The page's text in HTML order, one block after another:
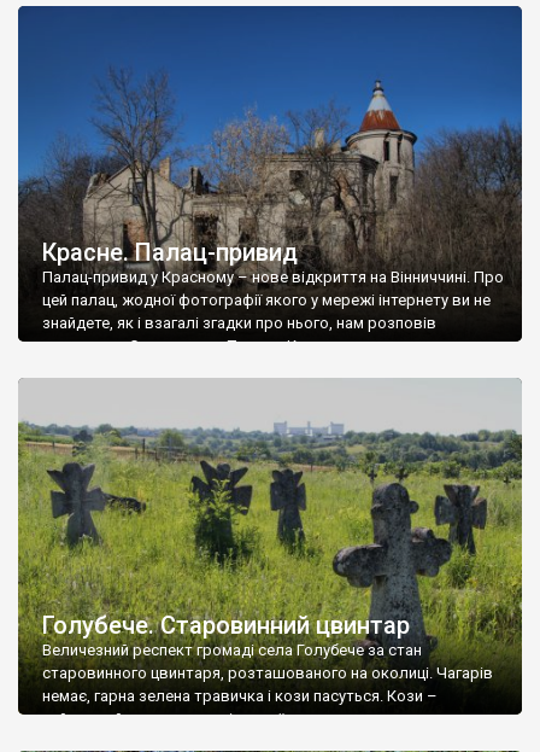
Красне. Палац-привид
Палац-привид у Красному – нове відкриття на Вінниччині. Про
цей палац, жодної фотографії якого у мережі інтернету ви не
знайдете, як і взагалі згадки про нього, нам розповів
мешканець Самгородка. Палац у Красному вразив не лише
Голубече. Старовинний цвинтар
Величезний респект громаді села Голубече за стан
старовинного цвинтаря, розташованого на околиці. Чагарів
немає, гарна зелена травичка і кози пасуться. Кози –
найкращий регулятор шкідливої, для старих кладовищ,